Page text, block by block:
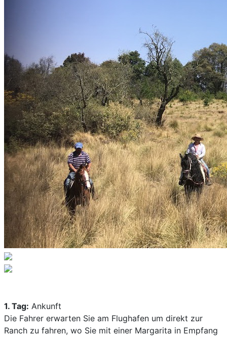
1. Tag: Ankunft
Die Fahrer erwarten Sie am Flughafen um direkt zur
Ranch zu fahren, wo Sie mit einer Margarita in Empfang